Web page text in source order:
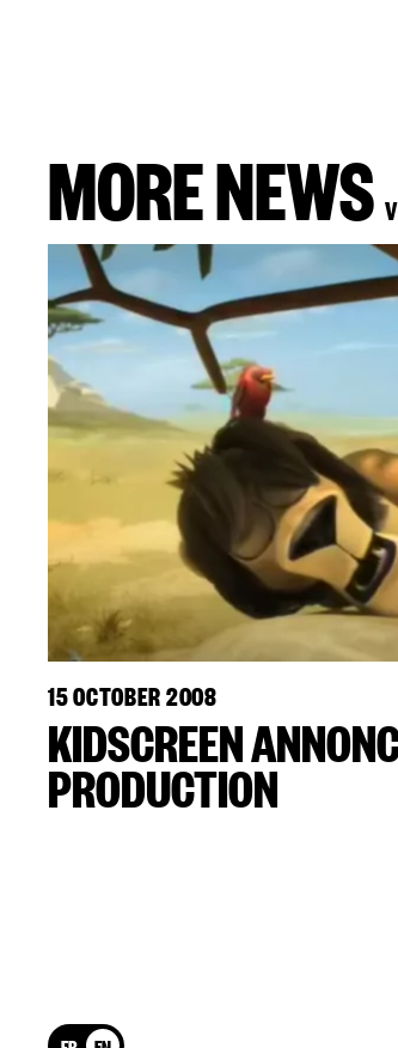
MORE NEWS
15 OCTOBER 2008
KIDSCREEN
PRODUCTION